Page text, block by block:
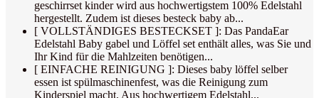
geschirrset kinder wird aus hochwertigstem 100% Edelstahl
hergestellt. Zudem ist dieses besteck baby ab...
[ VOLLSTÄNDIGES BESTECKSET ]: Das PandaEar
Edelstahl Baby gabel und Löffel set enthält alles, was Sie und
Ihr Kind für die Mahlzeiten benötigen...
[ EINFACHE REINIGUNG ]: Dieses baby löffel selber
essen ist spülmaschinenfest, was die Reinigung zum
Kinderspiel macht. Aus hochwertigem Edelstahl...